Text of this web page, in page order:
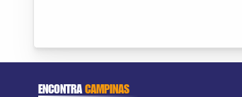
ENCONTRACAMPINAS